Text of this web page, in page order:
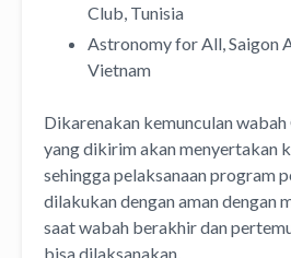
Club, Tunisia
Astronomy for All, Saigon
Vietnam
Dikarenakan kemunculan
yang dikirim akan menyertakan
sehingga pelaksanaan program
dilakukan dengan aman dengan
saat wabah berakhir dan
bisa dilaksanakan.